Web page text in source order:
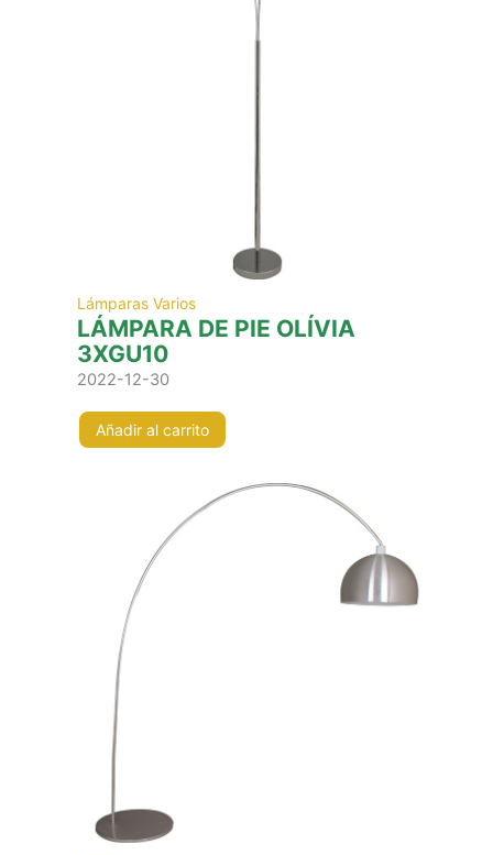
Lámparas Varios
LÁMPARA DE PIE OLÍVIA
3XGU10
2022-12-30
Añadir al carrito